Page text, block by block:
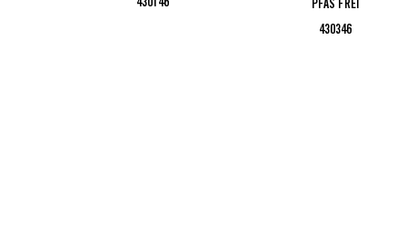
430146
PFAS FREI
430346